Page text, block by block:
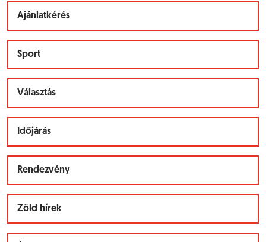
Ajánlatkérés
Sport
Választás
Időjárás
Rendezvény
Zöld hírek